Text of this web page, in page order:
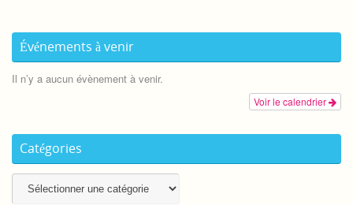
Événements à venir
Il n’y a aucun évènement à venir.
Voir le calendrier
Catégories